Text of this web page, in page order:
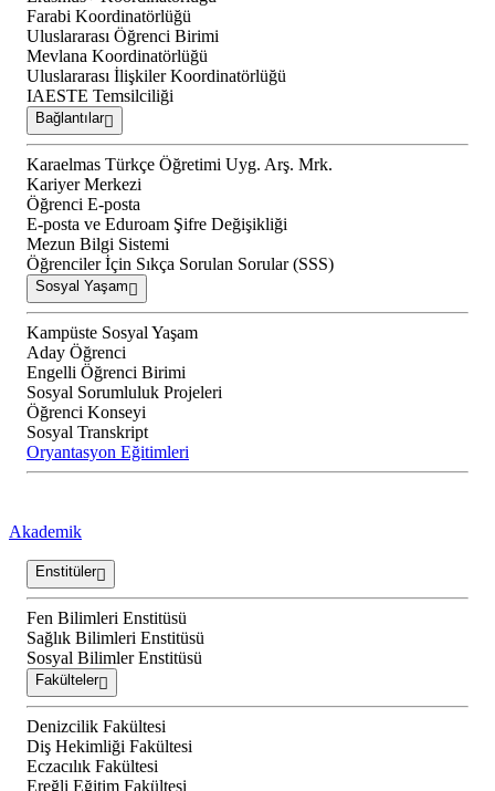
Farabi Koordinatörlüğü
Uluslararası Öğrenci Birimi
Mevlana Koordinatörlüğü
Uluslararası İlişkiler Koordinatörlüğü
IAESTE Temsilciliği
Bağlantılar
Karaelmas Türkçe Öğretimi Uyg. Arş. Mrk.
Kariyer Merkezi
Öğrenci E-posta
E-posta ve Eduroam Şifre Değişikliği
Mezun Bilgi Sistemi
Öğrenciler İçin Sıkça Sorulan Sorular (SSS)
Sosyal Yaşam
Kampüste Sosyal Yaşam
Aday Öğrenci
Engelli Öğrenci Birimi
Sosyal Sorumluluk Projeleri
Öğrenci Konseyi
Sosyal Transkript
Oryantasyon Eğitimleri
Akademik
Enstitüler
Fen Bilimleri Enstitüsü
Sağlık Bilimleri Enstitüsü
Sosyal Bilimler Enstitüsü
Fakülteler
Denizcilik Fakültesi
Diş Hekimliği Fakültesi
Eczacılık Fakültesi
Ereğli Eğitim Fakültesi